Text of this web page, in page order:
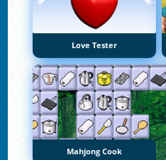
Love Tester
Mahjong Cook